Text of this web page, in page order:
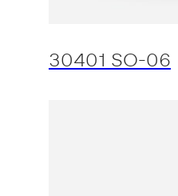
30401 SO-06